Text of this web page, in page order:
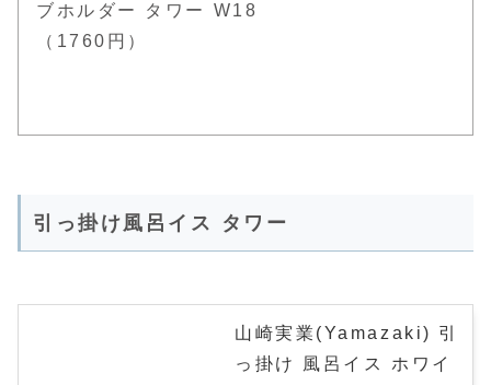
ブホルダー タワー W18
（1760円）
引っ掛け風呂イス タワー
山崎実業(Yamazaki) 引
っ掛け 風呂イス ホワイ